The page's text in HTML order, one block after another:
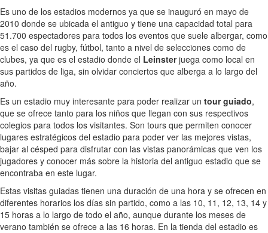
Es uno de los estadios modernos ya que se inauguró en mayo de
2010 donde se ubicada el antiguo y tiene una capacidad total para
51.700 espectadores para todos los eventos que suele albergar, como
es el caso del rugby, fútbol, tanto a nivel de selecciones como de
clubes, ya que es el estadio donde el Leinsterjuega como local en
sus partidos de liga, sin olvidar conciertos que alberga a lo largo del
año.
Es un estadio muy interesante para poder realizar un tour guiado,
que se ofrece tanto para los niños que llegan con sus respectivos
colegios para todos los visitantes. Son tours que permiten conocer
lugares estratégicos del estadio para poder ver las mejores vistas,
bajar al césped para disfrutar con las vistas panorámicas que ven los
jugadores y conocer más sobre la historia del antiguo estadio que se
encontraba en este lugar.
Estas visitas guiadas tienen una duración de una hora y se ofrecen en
diferentes horarios los días sin partido, como a las 10, 11, 12, 13, 14 y
15 horas a lo largo de todo el año, aunque durante los meses de
verano también se ofrece a las 16 horas. En la tienda del estadio es